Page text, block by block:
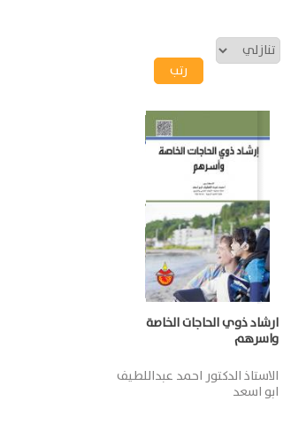
ارشاد ذوي الحاجات الخاصة
واسرهم
الاستاذ الدكتور احمد عبداللطيف
ابو اسعد